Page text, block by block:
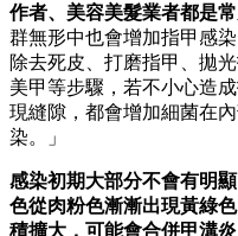
作者、美容美髮業者都是
群無形中也會增加指甲感
除去死皮、打磨指甲、拋
美甲等步驟，若不小心造
現縫隙，都會增加細菌在
染。」
感染初期大部分不會有明
色從肉粉色漸漸出現黃綠
積擴大，可能會合併甲溝